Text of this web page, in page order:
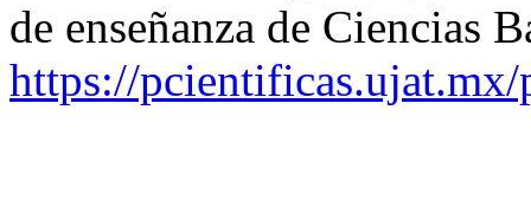
de enseñanza de Ciencias
https://